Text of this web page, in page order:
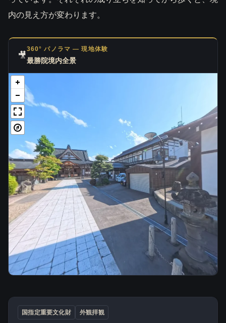
内の見え方が変わります。
🎥
360° パノラマ — 現地体験
最勝院境内全景
国指定重要文化財 外観拝観